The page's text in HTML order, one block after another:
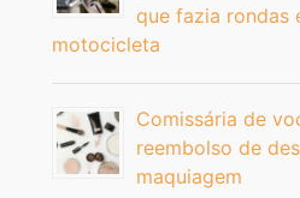
que fazia rondas
motocicleta
Comissária de
reembolso de
maquiagem